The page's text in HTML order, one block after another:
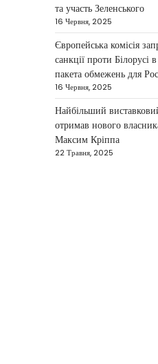
2026
Президент
Зеленський
готовий
партнерів у
НОВИНИ
Конфлікт
Сході
туризм і
та участь Зеленського
16 Червня, 2025
Європейська комісія
санкції проти Білорусі
пакета обмежень для
16 Червня, 2025
Найбільший
отримав нового
Максим Кріппа
22 Травня, 2025